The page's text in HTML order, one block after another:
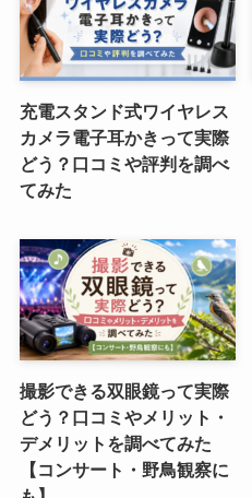
充電スタンド式ワイヤレス
カメラ電子耳かきって実際
どう？口コミや評判を調べ
てみた
撮影できる双眼鏡って実際
どう？口コミやメリット・
デメリットを調べてみた
【コンサート・野鳥観察に